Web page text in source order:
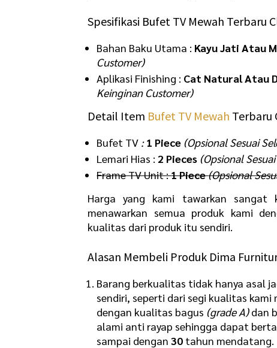
Spesifikasi Bufet TV Mewah Terbaru
Bahan Baku Utama : Kayu Jati Atau
Customer)
Aplikasi Finishing : Cat Natural Atau
Keinginan Customer)
Detail Item Bufet TV Mewah Terbaru
Bufet TV :1 Piece (Opsional Sesuai
Lemari Hias :2 Pieces (Opsional
Frame TV Unit :1 Piece(Opsional
Harga yang kami tawarkan sangat
menawarkan semua produk kami
kualitas dari produk itu sendiri.
Alasan Membeli Produk Dima
Barang berkualitas tidak hanya asal
sendiri, seperti dari segi kualitas
dengan kualitas bagus (grade A)dan
alami anti rayap sehingga dapat
sampai dengan30 tahun mendatang.